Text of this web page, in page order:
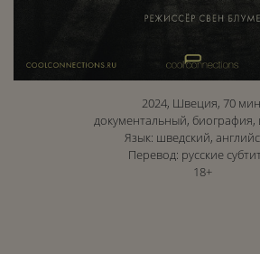
2024, Швеция, 70
документальный, биография,
Язык: шведский,
Перевод: русские
18+